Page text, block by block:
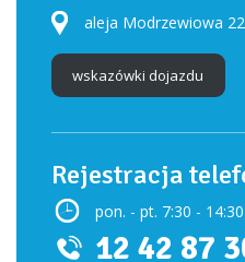
aleja Modrzewiowa
wskazówki dojazdu
Rejestracja
pon. - pt. 7:30 - 14:30
12 42 87